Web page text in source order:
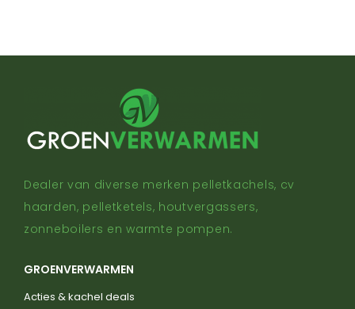
Dealer van diverse merken pelletkachels, cv
haarden, pelletketels, houtvergassers,
zonneboilers en warmte pompen.
GROENVERWARMEN
Acties & kachel deals